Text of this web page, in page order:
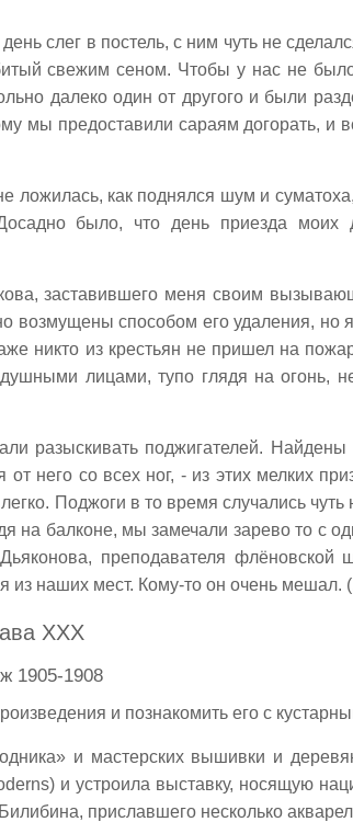
слег в постель, с ним чуть не
свежим сеном. Чтобы у нас не
далеко один от другого и были
мы предоставили сараям догорать, и
ложилась, как поднялся шум и
было, что день приезда моих
заставившего меня своим
возмущены способом его удаления, но
никто из крестьян не пришел на
лицами, тупо глядя на огонь,
разыскивать поджигателей.
него со всех ног, - из этих мелких
Поджоги в то время случались
балконе, мы замечали зарево то с
преподавателя
из наших мест. Кому-то он очень мешал.
XXX
1905-1908
и познакомить его с
и мастерских вышивки и
и устроила выставку, носящую
приславшего несколько